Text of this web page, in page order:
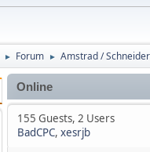
► Forum ► Amstrad / Schneider
Online
155 Guests, 2 Users
BadCPC, xesrjb